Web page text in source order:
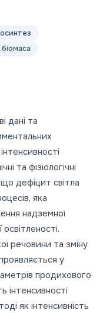
біомаса
дані та
та фізіологічні
дефіцит світла
яка
надземної
речовини та зміну
у
продихового
інтенсивності
як інтенсивність